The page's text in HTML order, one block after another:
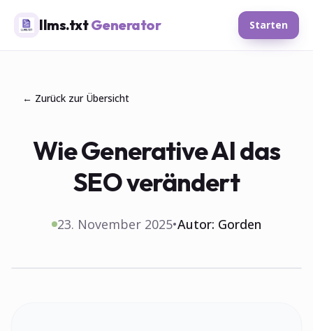
llms.txtGenerator Starten
← Zurück zur Übersicht
Wie Generative AI das
SEO verändert
23. November 2025•Autor: Gorden